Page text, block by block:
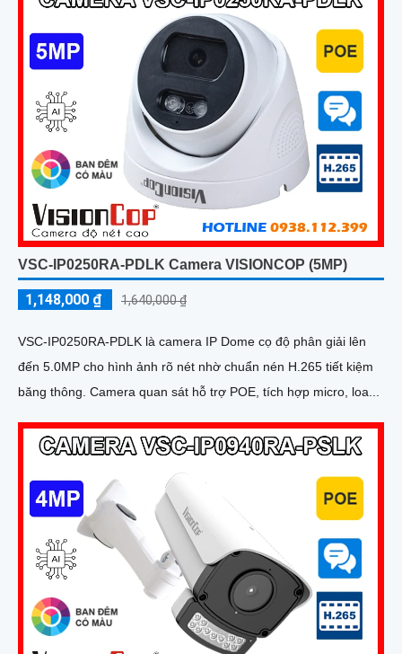
VSC-IP0250RA-PDLK Camera VISIONCOP (5MP)
1,148,000 ₫ 1,640,000 ₫
VSC-IP0250RA-PDLK là camera IP Dome cọ độ phân giải lên
đến 5.0MP cho hình ảnh rõ nét nhờ chuẩn nén H.265 tiết kiệm
băng thông. Camera quan sát hỗ trợ POE, tích hợp micro, loa...